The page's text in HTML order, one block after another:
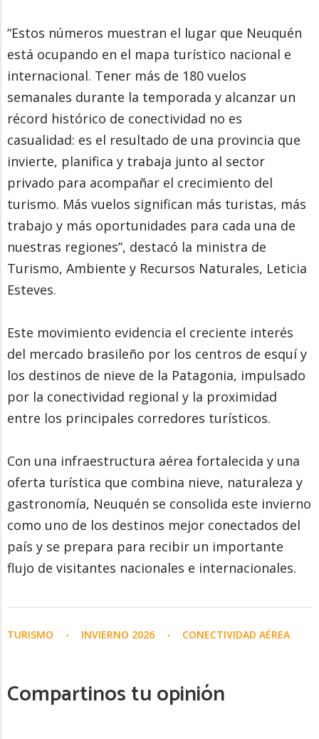
“Estos números muestran el lugar que Neuquén
está ocupando en el mapa turístico nacional e
internacional. Tener más de 180 vuelos
semanales durante la temporada y alcanzar un
récord histórico de conectividad no es
casualidad: es el resultado de una provincia que
invierte, planifica y trabaja junto al sector
privado para acompañar el crecimiento del
turismo. Más vuelos significan más turistas, más
trabajo y más oportunidades para cada una de
nuestras regiones”, destacó la ministra de
Turismo, Ambiente y Recursos Naturales, Leticia
Esteves.
Este movimiento evidencia el creciente interés
del mercado brasileño por los centros de esquí y
los destinos de nieve de la Patagonia, impulsado
por la conectividad regional y la proximidad
entre los principales corredores turísticos.
Con una infraestructura aérea fortalecida y una
oferta turística que combina nieve, naturaleza y
gastronomía, Neuquén se consolida este invierno
como uno de los destinos mejor conectados del
país y se prepara para recibir un importante
flujo de visitantes nacionales e internacionales.
TURISMO INVIERNO 2026 CONECTIVIDAD AÉREA
Compartinos tu opinión